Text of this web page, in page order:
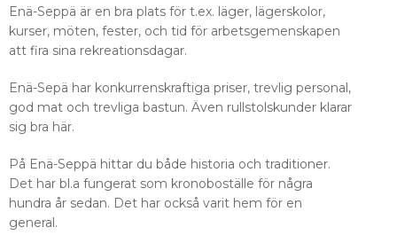
Enä-Seppä är en bra plats för t.ex. läger, lägerskolor,
kurser, möten, fester, och tid för arbetsgemenskapen
att fira sina rekreationsdagar.
Enä-Sepä har konkurrenskraftiga priser, trevlig personal,
god mat och trevliga bastun. Även rullstolskunder klarar
sig bra här.
På Enä-Seppä hittar du både historia och traditioner.
Det har bl.a fungerat som kronoboställe för några
hundra år sedan. Det har också varit hem för en
general.